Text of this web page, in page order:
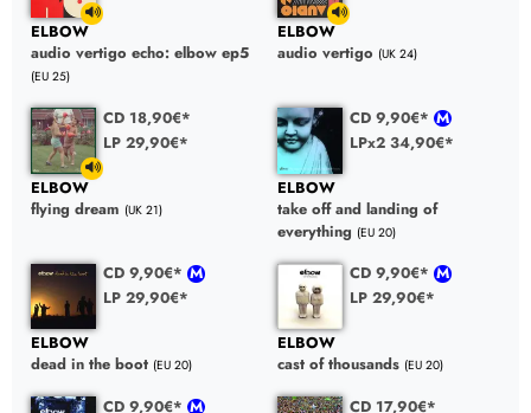
ELBOW
audio vertigo echo: elbow ep5
(EU 25)
ELBOW
audio vertigo (UK 24)
CD 18,90€*
LP 29,90€*
ELBOW
flying dream (UK 21)
CD 9,90€*
LPx2 34,90€*
ELBOW
take off and landing of
everything (EU 20)
CD 9,90€*
LP 29,90€*
ELBOW
dead in the boot (EU 20)
CD 9,90€*
LP 29,90€*
ELBOW
cast of thousands (EU 20)
CD 9,90€*
CD 17,90€*